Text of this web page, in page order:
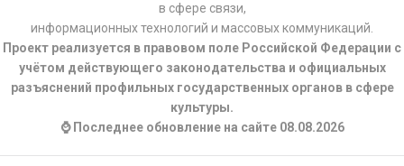
в сфере связи,
информационных технологий и массовых коммуникаций.
Проект реализуется в правовом поле Российской Федерации с
учётом действующего законодательства и официальных
разъяснений профильных государственных органов в сфере
культуры.
⌚ Последнее обновление на сайте 08.08.2026